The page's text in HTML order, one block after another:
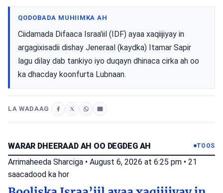
QODOBADA MUHIIMKA AH
Ciidamada Difaaca Israa'iil (IDF) ayaa xaqiijiyay in
argagixisadii dishay Jeneraal (kaydka) Itamar Sapir
lagu dilay dab tankiyo iyo duqayn dhinaca cirka ah oo
ka dhacday koonfurta Lubnaan.
LA WADAAG
WARAR DHEERAAD AH OO DEGDEG AH TOOS
Arrimaheeda Sharciga • August 6, 2026 at 6:25 pm • 21
saacadood ka hor